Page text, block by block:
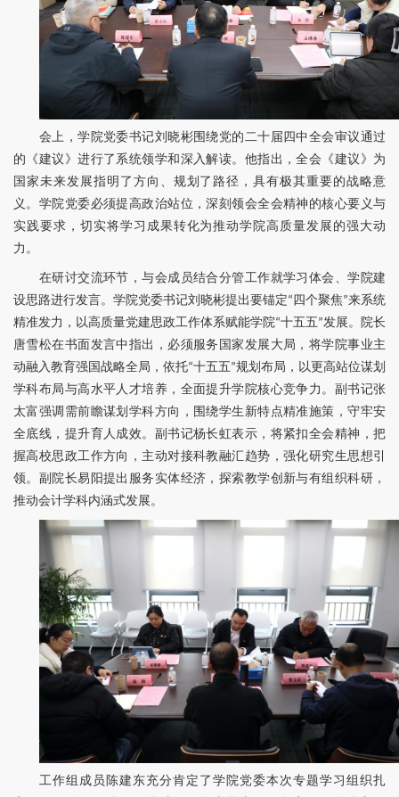
会上，学院党委书记刘晓彬围绕党的二十届四中全会审议通过
的《建议》进行了系统领学和深入解读。他指出，全会《建议》为
国家未来发展指明了方向、规划了路径，具有极其重要的战略意
义。学院党委必须提高政治站位，深刻领会全会精神的核心要义与
实践要求，切实将学习成果转化为推动学院高质量发展的强大动
力。
在研讨交流环节，与会成员结合分管工作就学习体会、学院建
设思路进行发言。学院党委书记刘晓彬提出要锚定“四个聚焦”来系统
精准发力，以高质量党建思政工作体系赋能学院“十五五”发展。院长
唐雪松在书面发言中指出，必须服务国家发展大局，将学院事业主
动融入教育强国战略全局，依托“十五五”规划布局，以更高站位谋划
学科布局与高水平人才培养，全面提升学院核心竞争力。副书记张
太富强调需前瞻谋划学科方向，围绕学生新特点精准施策，守牢安
全底线，提升育人成效。副书记杨长虹表示，将紧扣全会精神，把
握高校思政工作方向，主动对接科教融汇趋势，强化研究生思想引
领。副院长易阳提出服务实体经济，探索教学创新与有组织科研，
推动会计学科内涵式发展。
工作组成员陈建东充分肯定了学院党委本次专题学习组织扎